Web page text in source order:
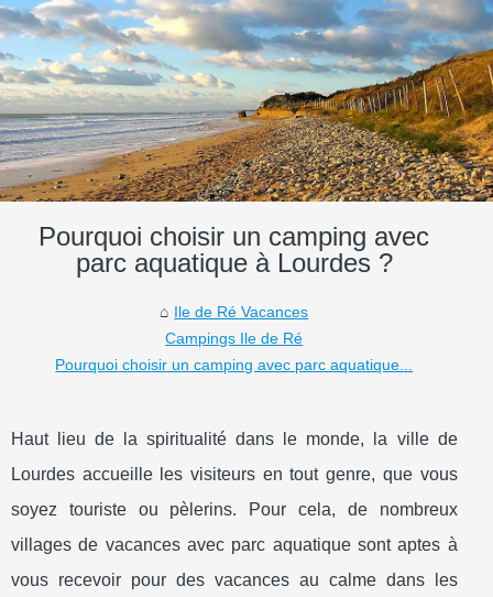
Pourquoi choisir un camping avec
parc aquatique à Lourdes ?
Ile de Ré Vacances
Campings Ile de Ré
Pourquoi choisir un camping avec parc aquatique...
Haut lieu de la spiritualité dans le monde, la ville de
Lourdes accueille les visiteurs en tout genre, que vous
soyez touriste ou pèlerins. Pour cela, de nombreux
villages de vacances avec parc aquatique sont aptes à
vous recevoir pour des vacances au calme dans les